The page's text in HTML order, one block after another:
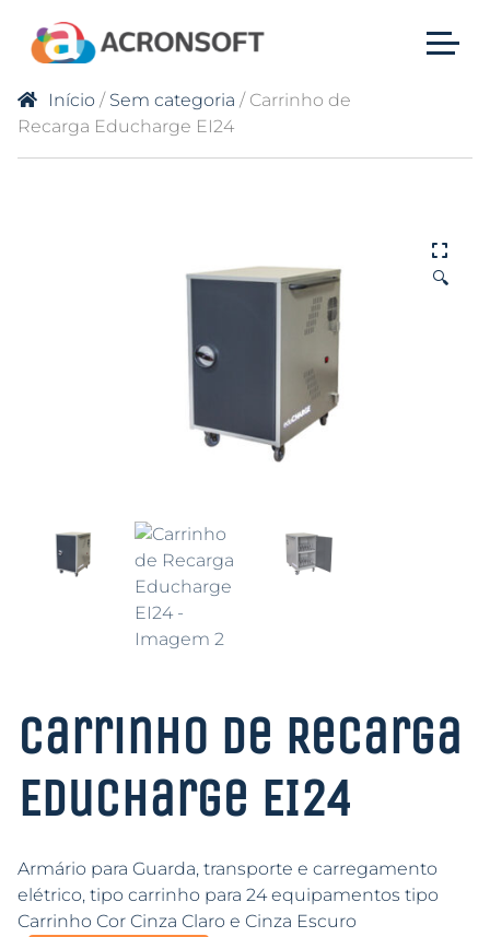
Início / Sem categoria / Carrinho de
Recarga Educharge EI24
🔍
Carrinho de Recarga
Educharge EI24
Armário para Guarda, transporte e carregamento
elétrico, tipo carrinho para 24 equipamentos tipo
Carrinho Cor Cinza Claro e Cinza Escuro